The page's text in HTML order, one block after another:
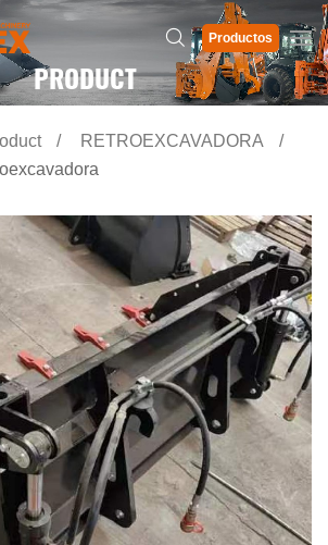
Productos
PRODUCT
RETROEXCAVADORA